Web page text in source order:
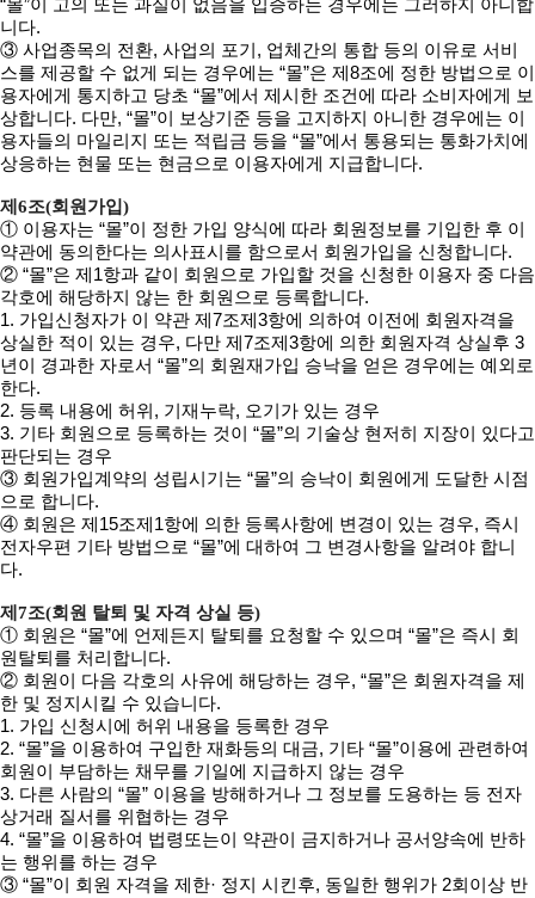
“몰”이 고의 또는 과실이 없음을 입증하는 경우에는 그러하지 아니합
니다.
③ 사업종목의 전환, 사업의 포기, 업체간의 통합 등의 이유로 서비
스를 제공할 수 없게 되는 경우에는 “몰”은 제8조에 정한 방법으로 이
용자에게 통지하고 당초 “몰”에서 제시한 조건에 따라 소비자에게 보
상합니다. 다만, “몰”이 보상기준 등을 고지하지 아니한 경우에는 이
용자들의 마일리지 또는 적립금 등을 “몰”에서 통용되는 통화가치에
상응하는 현물 또는 현금으로 이용자에게 지급합니다.
제6조(회원가입)
① 이용자는 “몰”이 정한 가입 양식에 따라 회원정보를 기입한 후 이
약관에 동의한다는 의사표시를 함으로서 회원가입을 신청합니다.
② “몰”은 제1항과 같이 회원으로 가입할 것을 신청한 이용자 중 다음
각호에 해당하지 않는 한 회원으로 등록합니다.
1. 가입신청자가 이 약관 제7조제3항에 의하여 이전에 회원자격을
상실한 적이 있는 경우, 다만 제7조제3항에 의한 회원자격 상실후 3
년이 경과한 자로서 “몰”의 회원재가입 승낙을 얻은 경우에는 예외로
한다.
2. 등록 내용에 허위, 기재누락, 오기가 있는 경우
3. 기타 회원으로 등록하는 것이 “몰”의 기술상 현저히 지장이 있다고
판단되는 경우
③ 회원가입계약의 성립시기는 “몰”의 승낙이 회원에게 도달한 시점
으로 합니다.
④ 회원은 제15조제1항에 의한 등록사항에 변경이 있는 경우, 즉시
전자우편 기타 방법으로 “몰”에 대하여 그 변경사항을 알려야 합니
다.
제7조(회원 탈퇴 및 자격 상실 등)
① 회원은 “몰”에 언제든지 탈퇴를 요청할 수 있으며 “몰”은 즉시 회
원탈퇴를 처리합니다.
② 회원이 다음 각호의 사유에 해당하는 경우, “몰”은 회원자격을 제
한 및 정지시킬 수 있습니다.
1. 가입 신청시에 허위 내용을 등록한 경우
2. “몰”을 이용하여 구입한 재화등의 대금, 기타 “몰”이용에 관련하여
회원이 부담하는 채무를 기일에 지급하지 않는 경우
3. 다른 사람의 “몰” 이용을 방해하거나 그 정보를 도용하는 등 전자
상거래 질서를 위협하는 경우
4. “몰”을 이용하여 법령또는이 약관이 금지하거나 공서양속에 반하
는 행위를 하는 경우
③ “몰”이 회원 자격을 제한· 정지 시킨후, 동일한 행위가 2회이상 반